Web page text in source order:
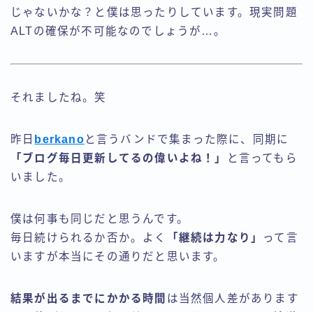
じゃないかな？と僕は思ったりしています。現実問題
ALTの確保が不可能なのでしょうが…。
それましたね。笑
昨日 berkano と言うバンドで集まった際に、同期に
「ブログ毎日更新してるの偉いよね！」
と言ってもら
いました。
僕は何事も同じだと思うんです。
毎日続けられるか否か。よく
「継続は力なり」
って言
いますが本当にその通りだと思います。
結果が出るまでにかかる時間 は当然個人差があります